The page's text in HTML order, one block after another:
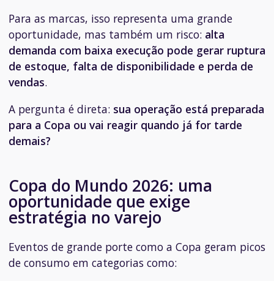
Para as marcas, isso representa uma grande
oportunidade, mas também um risco: alta
demanda com baixa execução pode gerar ruptura
de estoque, falta de disponibilidade e perda de
vendas.
A pergunta é direta: sua operação está preparada
para a Copa ou vai reagir quando já for tarde
demais?
Copa do Mundo 2026: uma
oportunidade que exige
estratégia no varejo
Eventos de grande porte como a Copa geram picos
de consumo em categorias como: